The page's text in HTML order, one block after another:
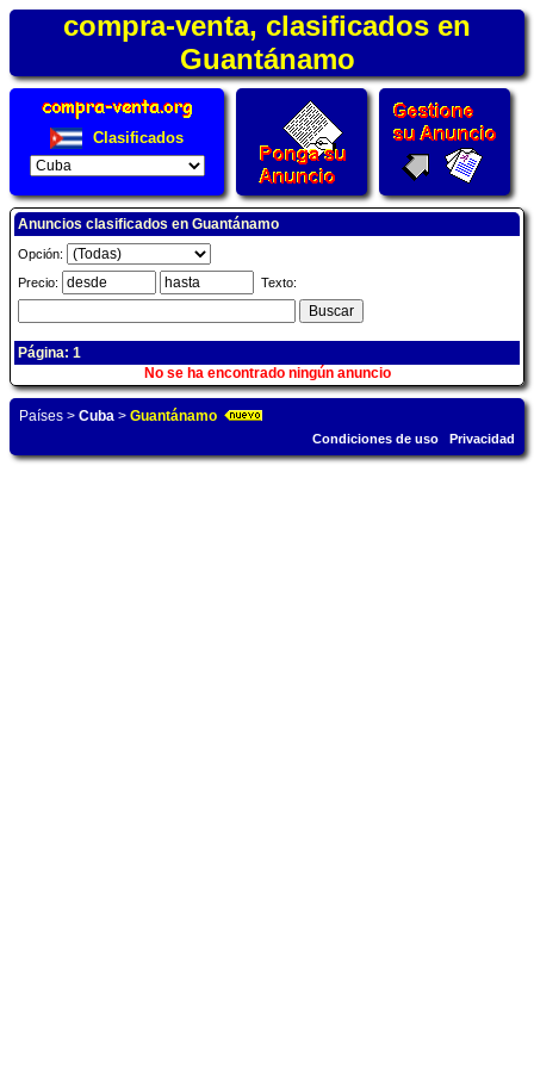
compra-venta, clasificados en
Guantánamo
Clasificados
Anuncios clasificados en Guantánamo
Opción:
Precio:
Texto:
Página: 1
No se ha encontrado ningún anuncio
Países > Cuba > Guantánamo
Condiciones de uso Privacidad